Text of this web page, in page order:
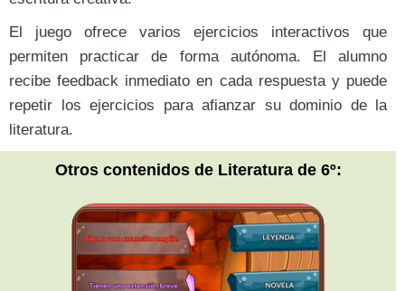
El juego ofrece varios ejercicios interactivos que
permiten practicar de forma autónoma. El alumno
recibe feedback inmediato en cada respuesta y puede
repetir los ejercicios para afianzar su dominio de la
literatura.
Otros contenidos de Literatura de 6º: